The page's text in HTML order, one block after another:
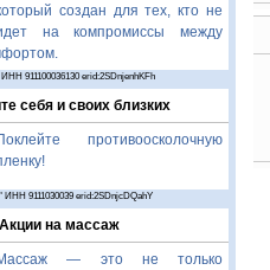
создан для тех, кто не
на компромиссы между
911100036130 erid:2SDnjenhKFh
себя и своих близких
противоосколочную
9111030039 erid:2SDnjcDQahY
Акции на массаж
— это не только